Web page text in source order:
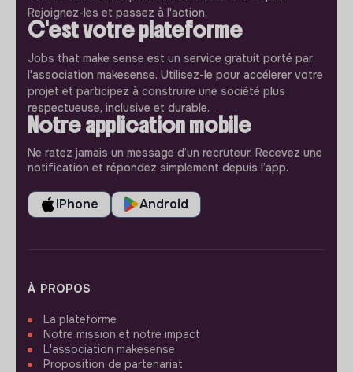
Rejoignez-les et passez à l'action.
C'est votre plateforme
Jobs that make sense est un service gratuit porté par
l'association makesense. Utilisez-le pour accélerer votre
projet et participez à construire une société plus
respectueuse, inclusive et durable.
Notre application mobile
Ne ratez jamais un message d’un recruteur. Recevez une
notification et répondez simplement depuis l’app.
iPhone Android
À PROPOS
La plateforme
Notre mission et notre impact
L'association makesense
Proposition de partenariat